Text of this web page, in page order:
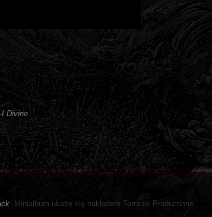
I Divine
. Minialbum ukaże się nakładem Terranis Productions.